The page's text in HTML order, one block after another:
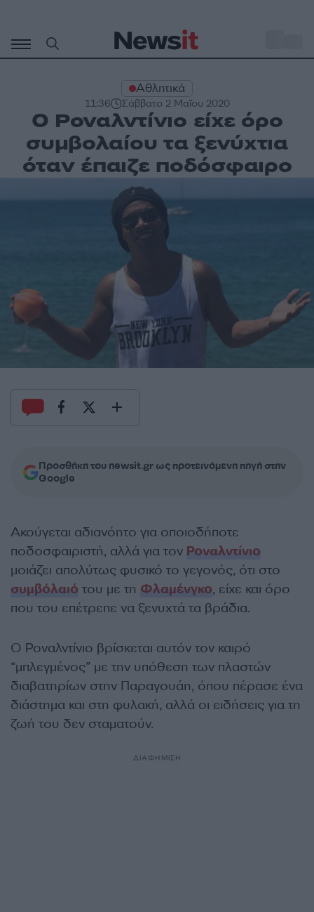
περιεχόμενο
Αθλητικά
11:36 Σάββατο 2 Μαΐου 2020
Ο Ροναλντίνιο είχε όρο
συμβολαίου τα ξενύχτια
όταν έπαιζε ποδόσφαιρο
Προσθήκη του newsit.gr ως προτεινόμενη πηγή στην
Google
Ακούγεται αδιανόητο για οποιοδήποτε
ποδοσφαιριστή, αλλά για τον Ροναλντίνιο
μοιάζει απολύτως φυσικό το γεγονός, ότι στο
συμβόλαιό του με τη Φλαμένγκο, είχε και όρο
που του επέτρεπε να ξενυχτά τα βράδια.
Ο Ροναλντίνιο βρίσκεται αυτόν τον καιρό
“μπλεγμένος” με την υπόθεση των πλαστών
διαβατηρίων στην Παραγουάη, όπου πέρασε ένα
διάστημα και στη φυλακή, αλλά οι ειδήσεις για τη
ζωή του δεν σταματούν.
ΔΙΑΦΗΜΙΣΗ